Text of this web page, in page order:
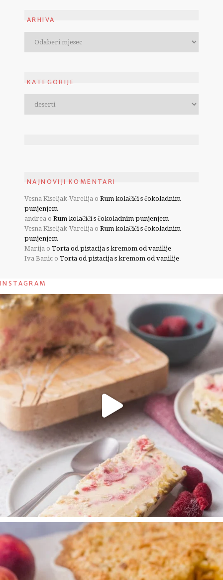
ARHIVA
KATEGORIJE
NAJNOVIJI KOMENTARI
Vesna Kiseljak-Varelija o Rum kolačići s čokoladnim
punjenjem
andrea o Rum kolačići s čokoladnim punjenjem
Vesna Kiseljak-Varelija o Rum kolačići s čokoladnim
punjenjem
Marija o Torta od pistacija s kremom od vanilije
Iva Banic o Torta od pistacija s kremom od vanilije
INSTAGRAM